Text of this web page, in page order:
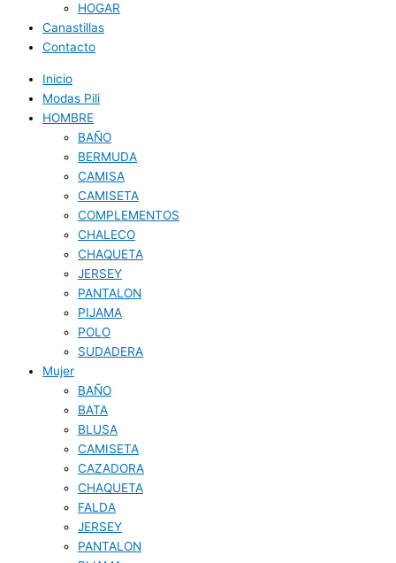
HOGAR
Canastillas
Contacto
Inicio
Modas Pili
HOMBRE
BAÑO
BERMUDA
CAMISA
CAMISETA
COMPLEMENTOS
CHALECO
CHAQUETA
JERSEY
PANTALON
PIJAMA
POLO
SUDADERA
Mujer
BAÑO
BATA
BLUSA
CAMISETA
CAZADORA
CHAQUETA
FALDA
JERSEY
PANTALON